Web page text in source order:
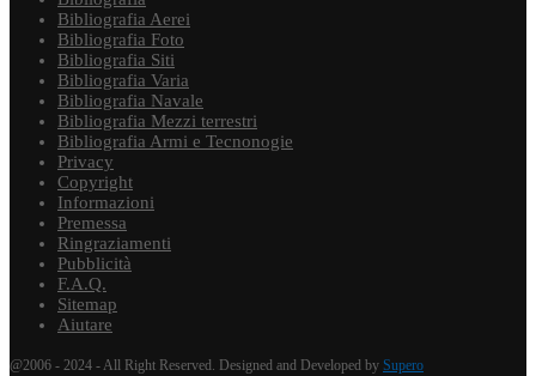
Bibliografia Aerei
Bibliografia Foto
Bibliografia Siti
Bibliografia Varia
Bibliografia Navale
Bibliografia Mezzi terrestri
Bibliografia Armi e Tecnonogie
Privacy
Copyright
Informazioni
Premessa
Ringraziamenti
Pubblicità
F.A.Q.
Sitemap
Aiutare
@2006 - 2024 - All Right Reserved. Designed and Developed by Supero